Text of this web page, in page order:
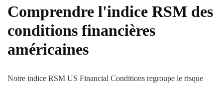
Comprendre l'indice RSM des
conditions financières
américaines
Notre indice RSM US Financial Conditions regroupe le risque